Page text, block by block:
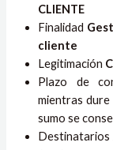
CLIENTE
Finalidad
cliente
Legitimación
Plazo de
mientras dure
sumo se
Destinatarios